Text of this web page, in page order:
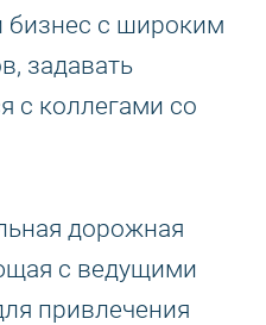
бизнес с широким
задавать
с коллегами со
дорожная
с ведущими
привлечения